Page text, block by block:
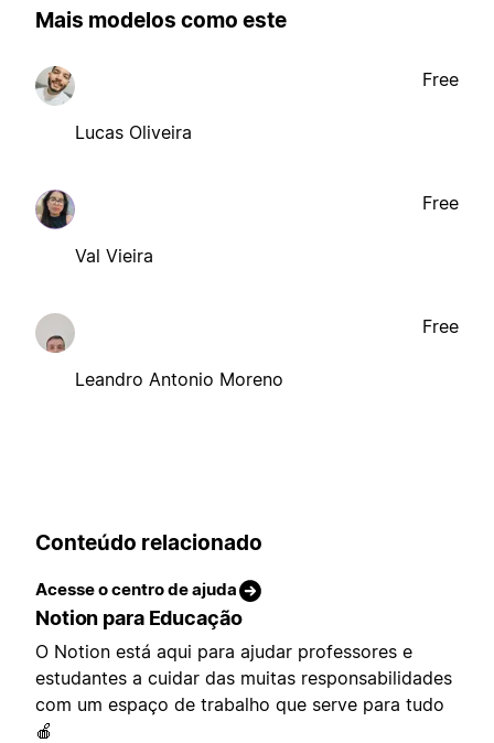
Mais modelos como este
Lucas Oliveira
Free
Val Vieira
Free
Leandro Antonio Moreno
Free
Conteúdo relacionado
Acesse o centro de ajuda
Notion para Educação
O Notion está aqui para ajudar professores e
estudantes a cuidar das muitas responsabilidades
com um espaço de trabalho que serve para tudo
🍎